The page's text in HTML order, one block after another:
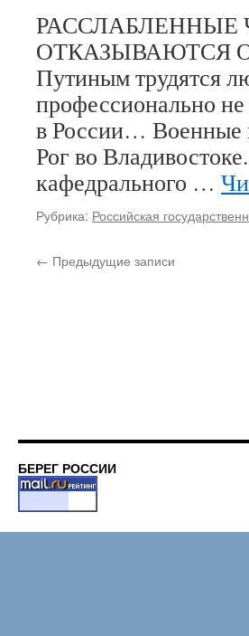
РАССЛАБЛЕННЫЕ
ОТКАЗЫВАЮТСЯ
Путиным трудятся
профессионально
в России… Военные
Рог во
кафедрального …
Рубрика: Российская
← Предыдущие записи
БЕРЕГ РОССИИ